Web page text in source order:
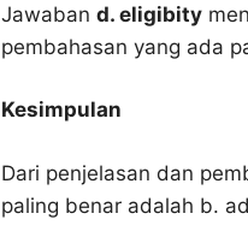
Jawaban d. eligibity
pembahasan yang ada
Kesimpulan
Dari penjelasan dan
paling benar adalah b.